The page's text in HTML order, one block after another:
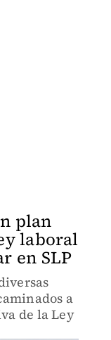
plan
laboral
en SLP
a
de la Ley